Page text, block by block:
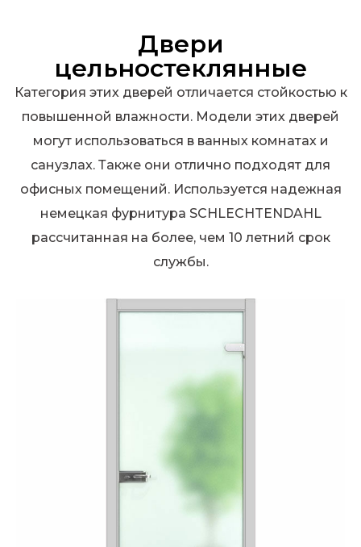
Двери
цельностеклянные
Категория этих дверей отличается стойкостью к
повышенной влажности. Модели этих дверей
могут использоваться в ванных комнатах и
санузлах. Также они отлично подходят для
офисных помещений. Используется надежная
немецкая фурнитура SCHLECHTENDAHL
рассчитанная на более, чем 10 летний срок
службы.